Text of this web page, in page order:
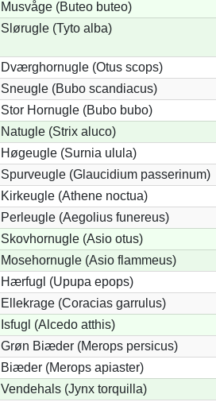
Musvåge (Buteo buteo)
Slørugle (Tyto alba)
Dværghornugle (Otus scops)
Sneugle (Bubo scandiacus)
Stor Hornugle (Bubo bubo)
Natugle (Strix aluco)
Høgeugle (Surnia ulula)
Spurveugle (Glaucidium passerinum)
Kirkeugle (Athene noctua)
Perleugle (Aegolius funereus)
Skovhornugle (Asio otus)
Mosehornugle (Asio flammeus)
Hærfugl (Upupa epops)
Ellekrage (Coracias garrulus)
Isfugl (Alcedo atthis)
Grøn Biæder (Merops persicus)
Biæder (Merops apiaster)
Vendehals (Jynx torquilla)